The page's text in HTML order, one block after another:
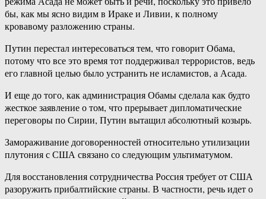
бы, как мы ясно видим в Ираке и Ливии, к полному
кровавому разложению страны.
Путин перестал интересоваться тем, что говорит Обама,
потому что все это время тот поддерживал террористов, ведь
его главной целью было устранить не исламистов, а Асада.
И еще до того, как администрация Обамы сделала как будто
жесткое заявление о том, что прерывает дипломатические
переговоры по Сирии, Путин вытащил абсолютный козырь.
Замораживание договоренностей относительно утилизации
плутония с США связано со следующим ультиматумом.
Для восстановления сотрудничества Россия требует от США
разоружить прибалтийские страны. В частности, речь идет о